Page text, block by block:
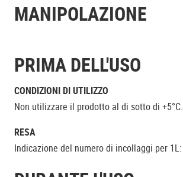
MANIPOLAZIONE
PRIMA DELL'USO
CONDIZIONI DI UTILIZZO
Non utilizzare il prodotto al di sotto di +5°C.
RESA
Indicazione del numero di incollaggi per 1L: